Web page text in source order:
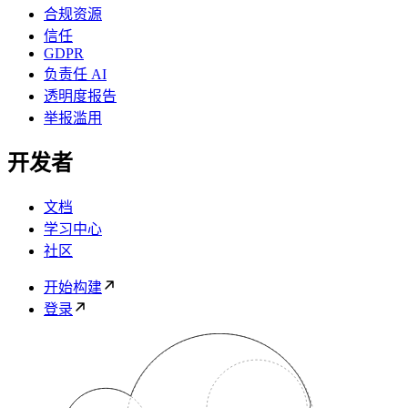
合规资源
信任
GDPR
负责任 AI
透明度报告
举报滥用
开发者
文档
学习中心
社区
开始构建
登录